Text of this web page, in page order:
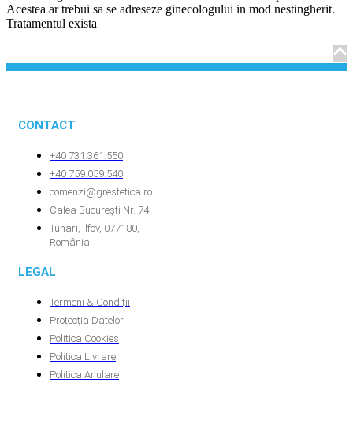
Acestea ar trebui sa se adreseze ginecologului in mod nestingherit.
Tratamentul exista
CONTACT
+40 731.361.550
+40 759.059.540
comenzi@grestetica.ro
Calea București Nr. 74
Tunari, Ilfov, 077180,
România
LEGAL
Termeni & Condiții
Protecția Datelor
Politica Cookies
Politica Livrare
Politica Anulare